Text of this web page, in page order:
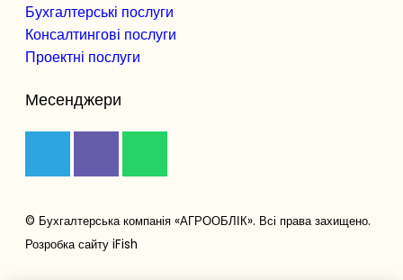
Бухгалтерські послуги
Консалтингові послуги
Проектні послуги
Месенджери
© Бухгалтерська компанія «АГРООБЛІК». Всі права захищено.
Розробка сайту iFish